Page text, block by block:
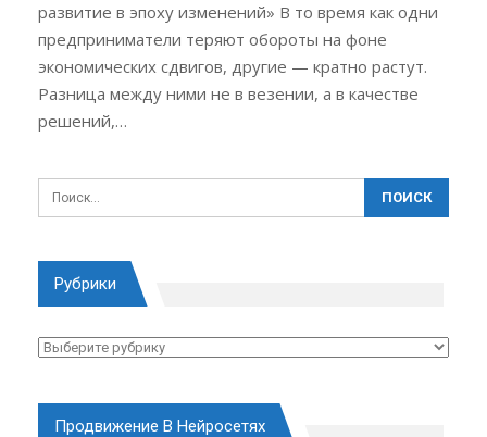
развитие в эпоху изменений» В то время как одни
предприниматели теряют обороты на фоне
экономических сдвигов, другие — кратно растут.
Разница между ними не в везении, а в качестве
решений,…
Рубрики
Рубрики
Продвижение В Нейросетях